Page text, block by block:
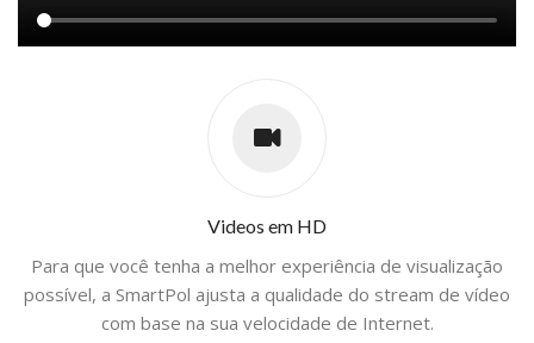
Videos em HD
Para que você tenha a melhor experiência de visualização
possível, a SmartPol ajusta a qualidade do stream de vídeo
com base na sua velocidade de Internet.